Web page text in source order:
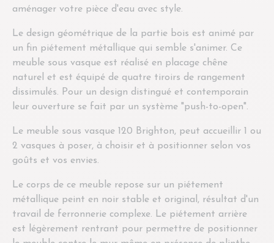
aménager votre pièce d'eau avec style.
Le design géométrique de la partie bois est animé par
un fin piétement métallique qui semble s'animer. Ce
meuble sous vasque est réalisé en placage chêne
naturel et est équipé de quatre tiroirs de rangement
dissimulés. Pour un design distingué et contemporain
leur ouverture se fait par un système "push-to-open".
Le meuble sous vasque 120 Brighton, peut accueillir 1 ou
2 vasques à poser, à choisir et à positionner selon vos
goûts et vos envies.
Le corps de ce meuble repose sur un piétement
métallique peint en noir stable et original, résultat d'un
travail de ferronnerie complexe. Le piétement arrière
est légèrement rentrant pour permettre de positionner